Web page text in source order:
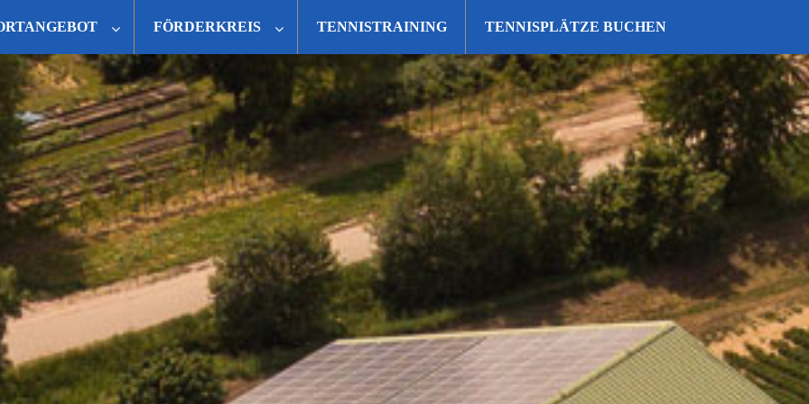
FÖRDERKREIS TENNISTRAINING TENNISPLÄTZE BUCHEN